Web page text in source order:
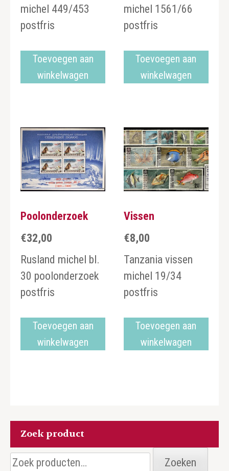
michel 449/453
postfris
Toevoegen aan
winkelwagen
michel 1561/66
postfris
Toevoegen aan
winkelwagen
Poolonderzoek
€32,00
Rusland michel bl.
30 poolonderzoek
postfris
Toevoegen aan
winkelwagen
Vissen
€8,00
Tanzania vissen
michel 19/34
postfris
Toevoegen aan
winkelwagen
Zoek product
Zoeken
Zoeken